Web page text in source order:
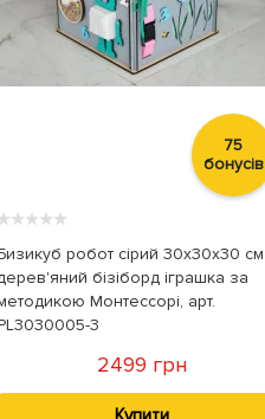
75
бонусів
★★★★
робот сірий 30х30х30 см
бізіборд іграшка за
Монтессорі, арт.
3
2499 грн